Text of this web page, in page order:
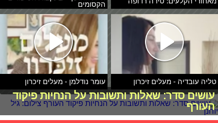
הקסומים
טליה עובדיה - מעלים זיכרון עומר נודלמן - מעלים זיכרון
עושים סדר: שאלות ותשובות על הנחיות פיקוד
העורף